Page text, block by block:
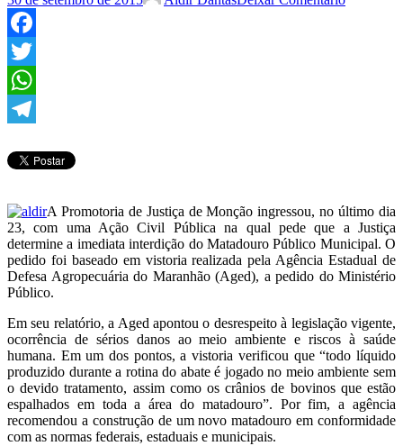
Facebook
Twitter
WhatsApp
A Promotoria de Justiça de Monção ingressou, no último dia
23, com uma Ação Civil Pública na qual pede que a Justiça
determine a imediata interdição do Matadouro Público Municipal. O
pedido foi baseado em vistoria realizada pela Agência Estadual de
Defesa Agropecuária do Maranhão (Aged), a pedido do Ministério
Público.
Em seu relatório, a Aged apontou o desrespeito à legislação vigente,
ocorrência de sérios danos ao meio ambiente e riscos à saúde
humana. Em um dos pontos, a vistoria verificou que “todo líquido
produzido durante a rotina do abate é jogado no meio ambiente sem
o devido tratamento, assim como os crânios de bovinos que estão
espalhados em toda a área do matadouro”. Por fim, a agência
recomendou a construção de um novo matadouro em conformidade
com as normas federais, estaduais e municipais.